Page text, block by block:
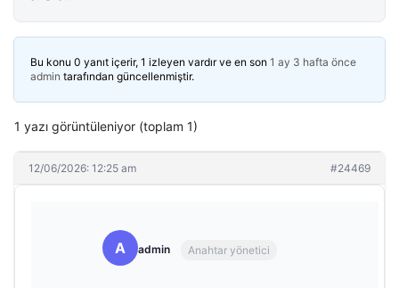
Bu konu 0 yanıt içerir, 1 izleyen vardır ve en son 1 ay 3 hafta önce
admin tarafından güncellenmiştir.
1 yazı görüntüleniyor (toplam 1)
12/06/2026: 12:25 am #24469
A admin Anahtar yönetici